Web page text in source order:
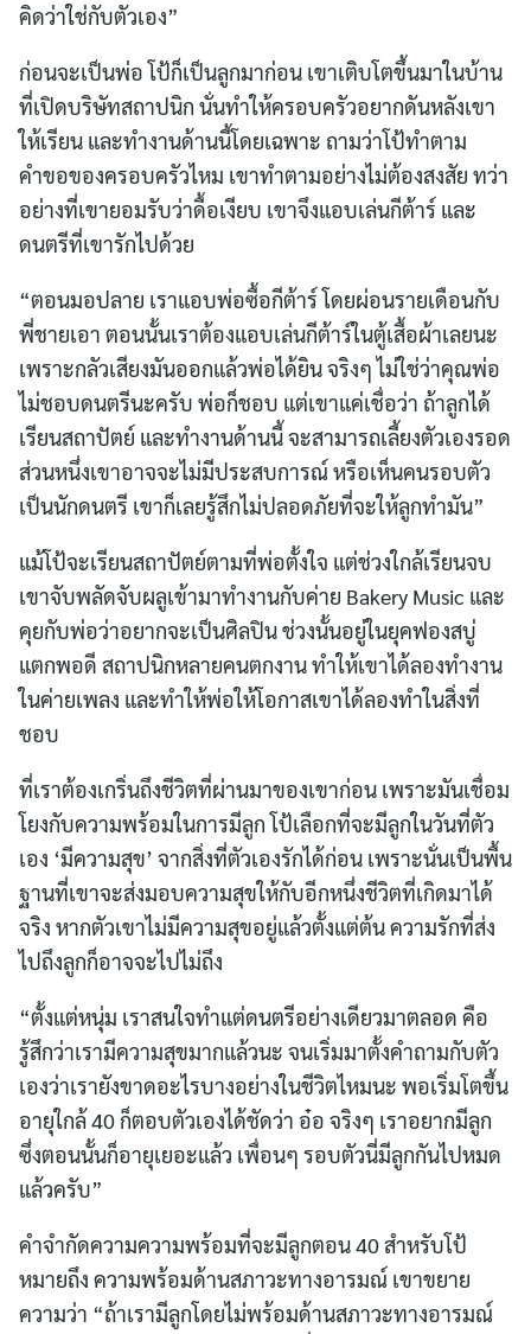
คิดว่าใช่กับตัวเอง”
ก่อนจะเป็นพ่อ โป้ก็เป็นลูกมาก่อน เขาเติบโตขึ้นมาในบ้าน
ที่เปิดบริษัทสถาปนิก นั่นทำให้ครอบครัวอยากดันหลังเขา
ให้เรียน และทำงานด้านนี้โดยเฉพาะ ถามว่าโป้ทำตาม
คำขอของครอบครัวไหม เขาทำตามอย่างไม่ต้องสงสัย ทว่า
อย่างที่เขายอมรับว่าดื้อเงียบ เขาจึงแอบเล่นกีต้าร์ และ
ดนตรีที่เขารักไปด้วย
“ตอนมอปลาย เราแอบพ่อซื้อกีต้าร์ โดยผ่อนรายเดือนกับ
พี่ชายเอา ตอนนั้นเราต้องแอบเล่นกีต้าร์ในตู้เสื้อผ้าเลยนะ
เพราะกลัวเสียงมันออกแล้วพ่อได้ยิน จริงๆ ไม่ใช่ว่าคุณพ่อ
ไม่ชอบดนตรีนะครับ พ่อก็ชอบ แต่เขาแค่เชื่อว่า ถ้าลูกได้
เรียนสถาปัตย์ และทำงานด้านนี้ จะสามารถเลี้ยงตัวเองรอด
ส่วนหนึ่งเขาอาจจะไม่มีประสบการณ์ หรือเห็นคนรอบตัว
เป็นนักดนตรี เขาก็เลยรู้สึกไม่ปลอดภัยที่จะให้ลูกทำมัน”
แม้โป้จะเรียนสถาปัตย์ตามที่พ่อตั้งใจ แต่ช่วงใกล้เรียนจบ
เขาจับพลัดจับผลูเข้ามาทำงานกับค่าย Bakery Music และ
คุยกับพ่อว่าอยากจะเป็นศิลปิน ช่วงนั้นอยู่ในยุคฟองสบู่
แตกพอดี สถาปนิกหลายคนตกงาน ทำให้เขาได้ลองทำงาน
ในค่ายเพลง และทำให้พ่อให้โอกาสเขาได้ลองทำในสิ่งที่
ชอบ
ที่เราต้องเกริ่นถึงชีวิตที่ผ่านมาของเขาก่อน เพราะมันเชื่อม
โยงกับความพร้อมในการมีลูก โป้เลือกที่จะมีลูกในวันที่ตัว
เอง ‘มีความสุข’ จากสิ่งที่ตัวเองรักได้ก่อน เพราะนั่นเป็นพื้น
ฐานที่เขาจะส่งมอบความสุขให้กับอีกหนึ่งชีวิตที่เกิดมาได้
จริง หากตัวเขาไม่มีความสุขอยู่แล้วตั้งแต่ต้น ความรักที่ส่ง
ไปถึงลูกก็อาจจะไปไม่ถึง
“ตั้งแต่หนุ่ม เราสนใจทำแต่ดนตรีอย่างเดียวมาตลอด คือ
รู้สึกว่าเรามีความสุขมากแล้วนะ จนเริ่มมาตั้งคำถามกับตัว
เองว่าเรายังขาดอะไรบางอย่างในชีวิตไหมนะ พอเริ่มโตขึ้น
อายุใกล้ 40 ก็ตอบตัวเองได้ชัดว่า อ๋อ จริงๆ เราอยากมีลูก
ซึ่งตอนนั้นก็อายุเยอะแล้ว เพื่อนๆ รอบตัวนี่มีลูกกันไปหมด
แล้วครับ”
คำจำกัดความความพร้อมที่จะมีลูกตอน 40 สำหรับโป้
หมายถึง ความพร้อมด้านสภาวะทางอารมณ์ เขาขยาย
ความว่า “ถ้าเรามีลูกโดยไม่พร้อมด้านสภาวะทางอารมณ์